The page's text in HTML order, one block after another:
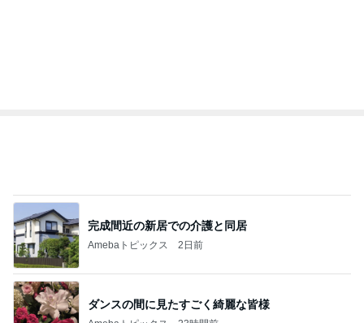
完成間近の新居での介護と同居
Amebaトピックス 2日前
ダンスの間に見たすごく綺麗な皆様